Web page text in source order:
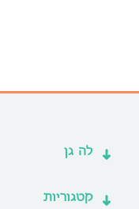
לה גן
קטגוריות